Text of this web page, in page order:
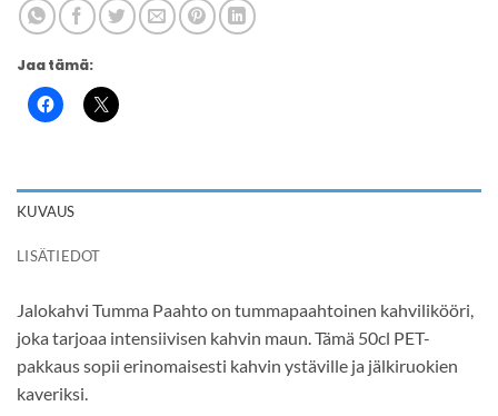
Jaa tämä:
KUVAUS
LISÄTIEDOT
Jalokahvi Tumma Paahto on tummapaahtoinen kahvilikööri,
joka tarjoaa intensiivisen kahvin maun. Tämä 50cl PET-
pakkaus sopii erinomaisesti kahvin ystäville ja jälkiruokien
kaveriksi.